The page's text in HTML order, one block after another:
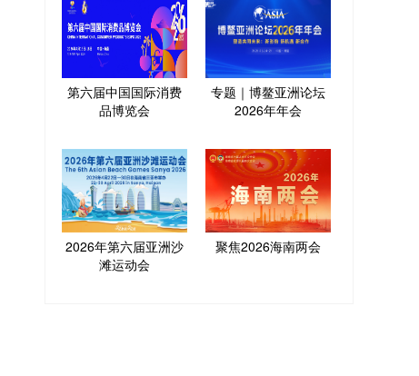
第六届中国国际消费
品博览会
专题｜博鳌亚洲论坛
2026年年会
2026年第六届亚洲沙
滩运动会
聚焦2026海南两会